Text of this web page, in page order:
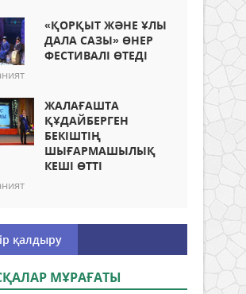
«ҚОРҚЫТ ЖӘНЕ ҰЛЫ
ДАЛА САЗЫ» ӨНЕР
ФЕСТИВАЛІ ӨТЕДІ
ЖАЛАҒАШТА
ҚҰДАЙБЕРГЕН
БЕКІШТІҢ
ШЫҒАРМАШЫЛЫҚ
КЕШІ ӨТТІ
қалдыру
МҰРАҒАТЫ